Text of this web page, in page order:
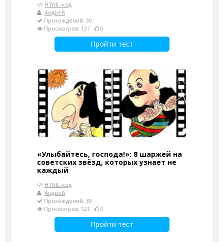
HTML-код
Андрей
Прохождений: 30
Просмотров: 137
0
Пройти тест
«Улыбайтесь, господа!»: 8 шаржей на
советских звёзд, которых узнает не
каждый
HTML-код
Андрей
Прохождений: 39
Просмотров: 121
0
Пройти тест